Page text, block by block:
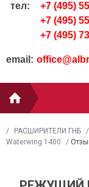
тел:
+7 (495)
+7 (495)
+7 (495)
email:
/ РАСШИРИТЕЛИ ГНБ /
Waterwing 1400
/